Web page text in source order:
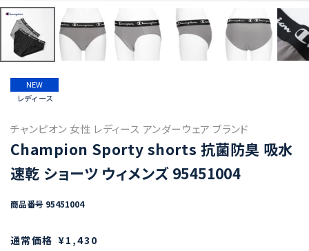
NEW
レディース
チャンピオン 女性 レディース アンダーウェア ブランド
Champion Sporty shorts 抗菌防臭 吸水
速乾 ショーツ ウィメンズ 95451004
商品番号 95451004
通常価格 ¥1,430